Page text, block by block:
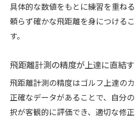
具体的な数値をもとに練習を重ね
頼らず確かな飛距離を身につける
す。
飛距離計測の精度が上達に直結
飛距離計測の精度はゴルフ上達の
正確なデータがあることで、自分
択が客観的に評価でき、適切な修正